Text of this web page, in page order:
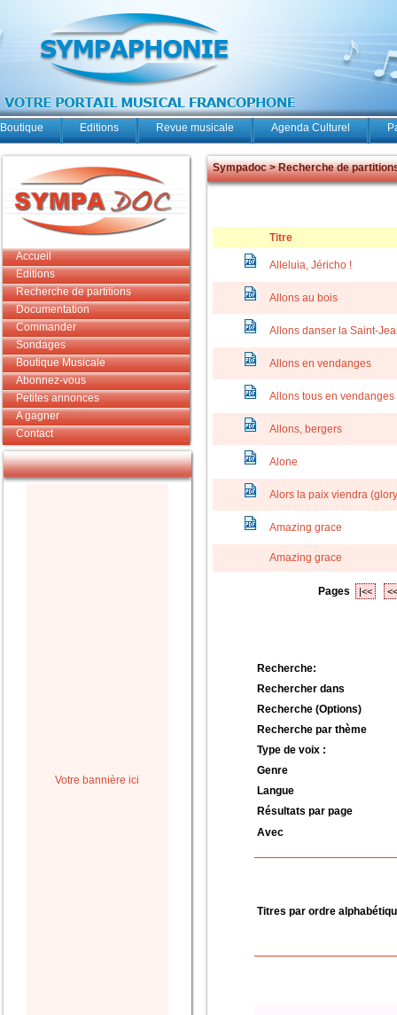
Boutique Editions Revue musicale Agenda Culturel
Accueil
Editions
Recherche de partitions
Documentation
Commander
Sondages
Boutique Musicale
Abonnez-vous
Petites annonces
A gagner
Contact
Votre bannière ici
Sympadoc > Recherche de
Titre
Alleluia, Jéricho !
Allons au bois
Allons danser la Saint-
Allons en vendanges
Allons tous en vendanges
Allons, bergers
Alone
Alors la paix viendra
Amazing grace
Amazing grace
Pages |<< <<
Recherche:
Rechercher dans
Recherche (Options)
Recherche par thème
Type de voix :
Genre
Langue
Résultats par page
Avec
Titres par ordre